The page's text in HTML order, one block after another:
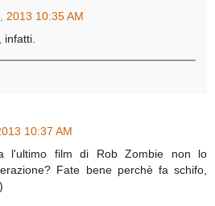
2013 10:35 AM
10:37 AM
l'ultimo film di Rob Zombie non lo
Fate bene perchè fa schifo,